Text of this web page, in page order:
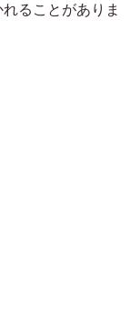
ることがありま